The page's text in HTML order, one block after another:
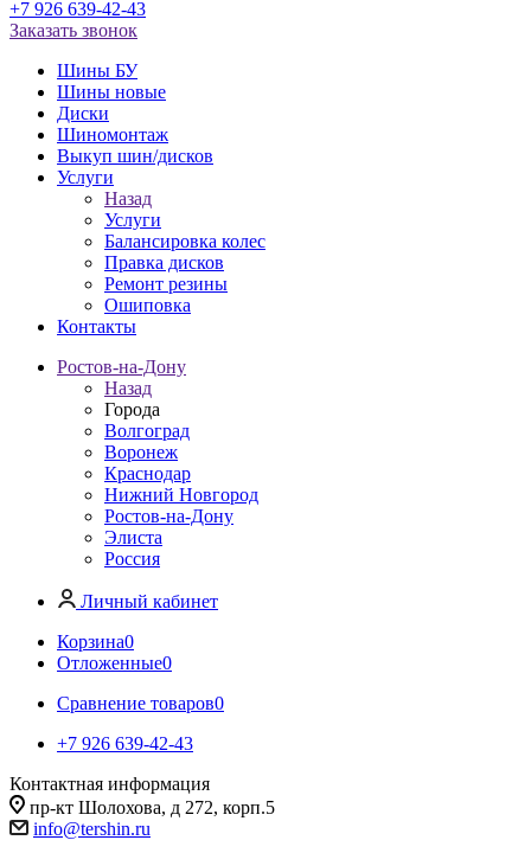
+7 926 639-42-43
Заказать звонок
Шины БУ
Шины новые
Диски
Шиномонтаж
Выкуп шин/дисков
Услуги
Назад
Услуги
Балансировка колес
Правка дисков
Ремонт резины
Ошиповка
Контакты
Ростов-на-Дону
Назад
Города
Волгоград
Воронеж
Краснодар
Нижний Новгород
Ростов-на-Дону
Элиста
Россия
Личный кабинет
Корзина0
Отложенные0
Сравнение товаров0
+7 926 639-42-43
Контактная информация
пр-кт Шолохова, д 272, корп.5
info@tershin.ru